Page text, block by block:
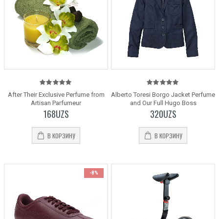
5.00
out
of 5
After Their Exclusive Perfume from
Artisan Parfumeur
168UZS
В КОРЗИНУ
5.00
out
of 5
Alberto Toresi Borgo Jacket Perfume
and Our Full Hugo Boss
320UZS
В КОРЗИНУ
-8%